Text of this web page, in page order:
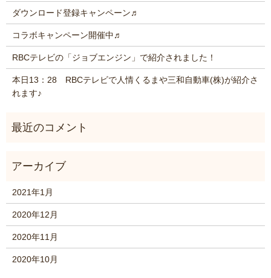
ダウンロード登録キャンペーン♬
コラボキャンペーン開催中♬
RBCテレビの「ジョブエンジン」で紹介されました！
本日13：28 RBCテレビで人情くるまや三和自動車(株)が紹介さ
れます♪
2021年1月
2020年12月
2020年11月
2020年10月